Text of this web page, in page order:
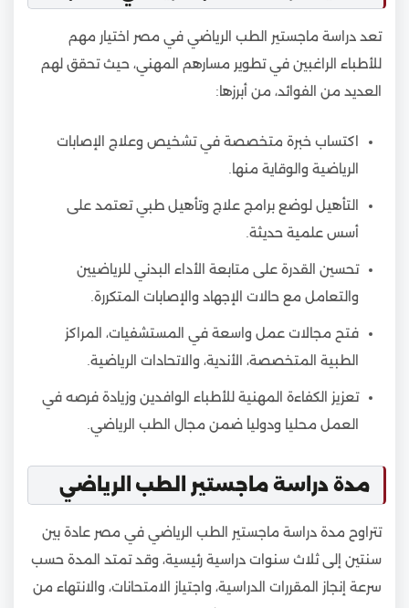
تعد دراسة ماجستير الطب الرياضي في مصر اختيار مهم
للأطباء الراغبين في تطوير مسارهم المهني، حيث تحقق لهم
العديد من الفوائد، من أبرزها:
اكتساب خبرة متخصصة في تشخيص وعلاج الإصابات
الرياضية والوقاية منها.
التأهيل لوضع برامج علاج وتأهيل طبي تعتمد على
أسس علمية حديثة.
تحسين القدرة على متابعة الأداء البدني للرياضيين
والتعامل مع حالات الإجهاد والإصابات المتكررة.
فتح مجالات عمل واسعة في المستشفيات، المراكز
الطبية المتخصصة، الأندية، والاتحادات الرياضية.
تعزيز الكفاءة المهنية للأطباء الوافدين وزيادة فرصه في
العمل محليا ودوليا ضمن مجال الطب الرياضي.
مدة دراسة ماجستير الطب الرياضي
تتراوح مدة دراسة ماجستير الطب الرياضي في مصر عادة بين
سنتين إلى ثلاث سنوات دراسية رئيسية، وقد تمتد المدة حسب
سرعة إنجاز المقررات الدراسية، واجتياز الامتحانات، والانتهاء من